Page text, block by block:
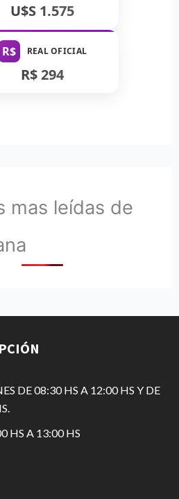
U$S 1.575
R$ REAL OFICIAL
R$ 294
mas leídas de
DE 08:30 HS A 12:00 HS Y DE
HS A 13:00 HS